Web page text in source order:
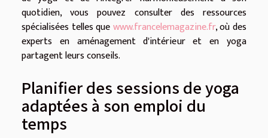
quotidien, vous pouvez consulter des ressources
spécialisées telles quewww.francelemagazine.fr, où des
experts en aménagement d'intérieur et en yoga
partagent leurs conseils.
Planifier des sessions de yoga
adaptées à son emploi du
temps